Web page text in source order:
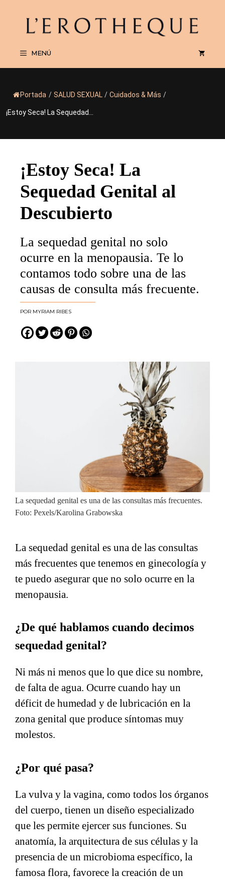
MENÚ
Portada / SALUD SEXUAL / Cuidados & Más /
¡Estoy Seca! La Sequedad...
¡Estoy Seca! La
Sequedad Genital al
Descubierto
La sequedad genital no solo
ocurre en la menopausia. Te lo
contamos todo sobre una de las
causas de consulta más frecuente.
MYRIAM RIBES
La sequedad genital es una de las consultas más frecuentes.
Foto: Pexels/Karolina Grabowska
La sequedad genital es una de las consultas
más frecuentes que tenemos en ginecología y
te puedo asegurar que no solo ocurre en la
menopausia.
¿De qué hablamos cuando decimos
sequedad genital?
Ni más ni menos que lo que dice su nombre,
de falta de agua. Ocurre cuando hay un
déficit de humedad y de lubricación en la
zona genital que produce síntomas muy
molestos.
¿Por qué pasa?
La vulva y la vagina, como todos los órganos
del cuerpo, tienen un diseño especializado
que les permite ejercer sus funciones. Su
anatomía, la arquitectura de sus células y la
presencia de un microbioma específico, la
famosa flora, favorece la creación de un